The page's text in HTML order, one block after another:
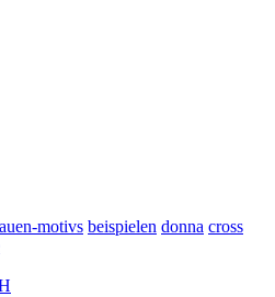
motivs beispielen donna cross